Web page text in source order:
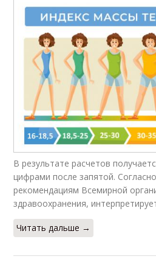
В результате расчетов
цифрами после запятой.
рекомендациям Всемирной
здравоохранения,
Читать дальше →